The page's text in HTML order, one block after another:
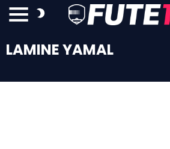
LAMINE YAMAL